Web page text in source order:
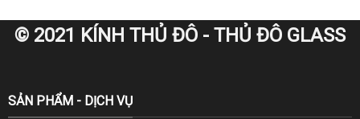
© 2021 KÍNH THỦ ĐÔ - THỦ ĐÔ GLASS
SẢN PHẨM - DỊCH VỤ